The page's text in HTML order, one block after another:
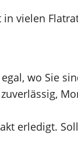
vielen
wo Sie
erledigt.